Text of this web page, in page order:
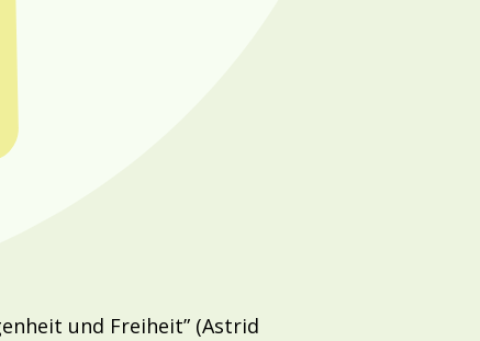
und Freiheit” (Astrid